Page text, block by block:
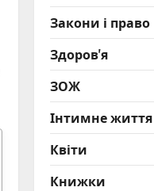
Закони і право
Здоров'я
ЗОЖ
Інтимне життя
Квіти
Книжки